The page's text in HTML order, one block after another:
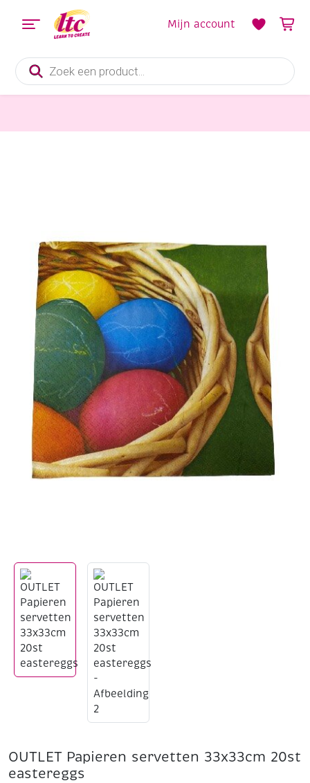
Producten
zoeken
Mijn account
OUTLET Papieren servetten 33x33cm 20st
eastereggs